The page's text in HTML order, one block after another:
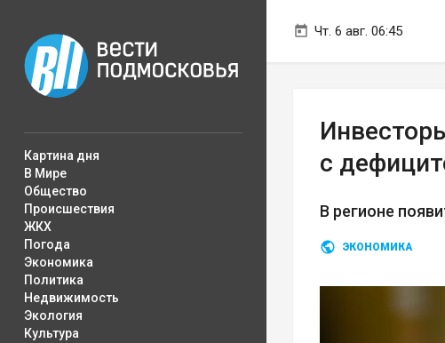
Чт. 6 авг. 06:45
Картина дня
В Мире
Общество
Происшествия
ЖКХ
Погода
Экономика
Политика
Недвижимость
Экология
Культура
с
В регионе
ЭКОНОМИКА